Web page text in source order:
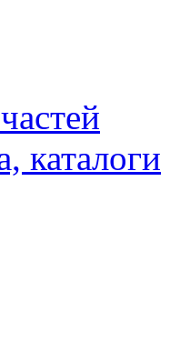
каталоги